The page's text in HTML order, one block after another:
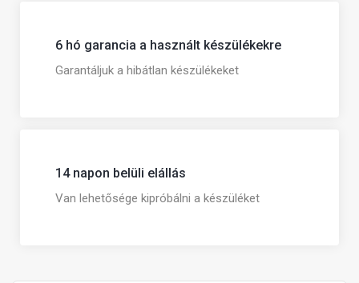
6 hó garancia a használt készülékekre
Garantáljuk a hibátlan készülékeket
14 napon belüli elállás
Van lehetősége kipróbálni a készüléket